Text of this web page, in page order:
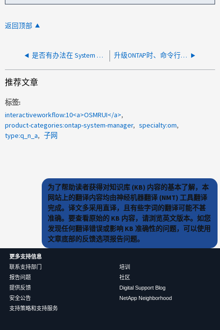
返回顶部
是否有办法在 System Manager 9.10.1 中导出卷资源管理器信息？ 升级ONTAP时、命令行界面和System Manager之间的实际升级过程是否有任何不同？
推荐文章
标签
interactiveworkflow:10<a>OSMRUI</a>
product-categories:ontap-system-manager
specialty:om
type:q_n_a
子网
为了帮助读者获得对知识库 (KB) 内容的基本了解，本
网站上的翻译内容均由神经机器翻译 (NMT) 工具翻译
完成。译文多采用直译，且有些字词的翻译可能不甚
准确。要查看原始的 KB 内容，请浏览英文版本。如您
发现任何翻译错误或影响 KB 准确性的问题，可以使用
文章底部的反馈选项报告问题。
更多支持信息
联系支持部门
报告问题
提供反馈
安全公告
支持策略和支持服务
培训
社区
Digital Support Blog
NetApp Neighborhood